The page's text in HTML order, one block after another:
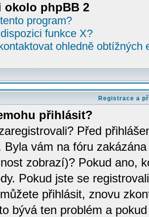
okolo phpBB 2
program?
funkce X?
ohledně
Registrace a
přihlásit?
Před
Byla vám na fóru
zobrazí)? Pokud ano,
Pokud jste se
přihlásit, znovu
bývá ten problém a